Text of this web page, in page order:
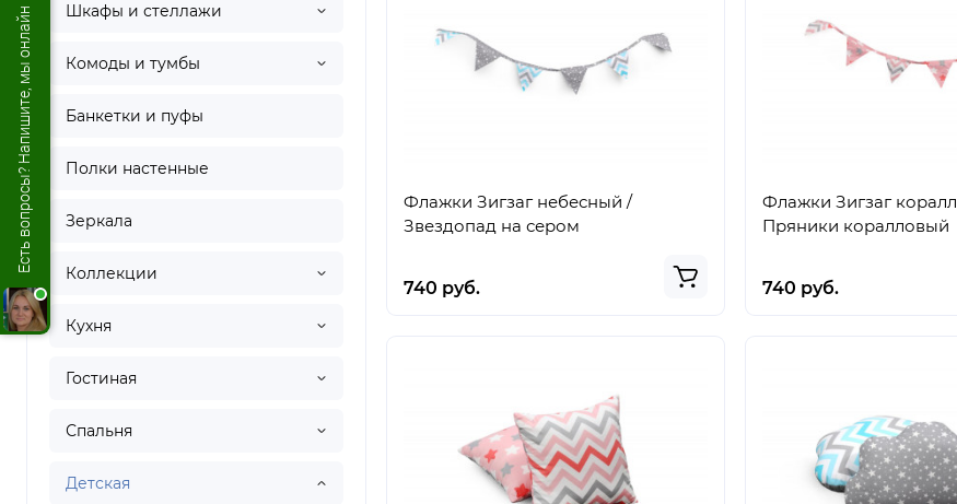
Шкафы и стеллажи
Комоды и тумбы
Банкетки и пуфы
Полки настенные
Зеркала
Коллекции
Кухня
Гостиная
Спальня
Детская
Флажки Зигзаг небесный /
Звездопад на сером
740 руб.
Флажки Зигзаг
Пряники коралловый
740 руб.
Есть вопросы? Напишите, мы онлайн